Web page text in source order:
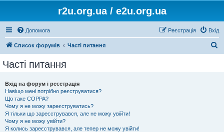
r2u.org.ua / e2u.org.ua
Допомога Вхід
Реєстрація
Список форумів Часті питання
Часті питання
Вхід на форум і реєстрація
Навіщо мені потрібно реєструватися?
Що таке COPPA?
Чому я не можу зареєструватись?
Я тільки що зареєструвався, але не можу увійти!
Чому я не можу увійти?
Я колись зареєструвався, але тепер не можу увійти!